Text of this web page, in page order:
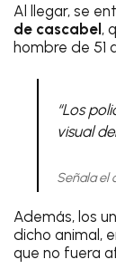
Al llegar, se
de cascabel,
hombre de 51
“Los
visual
Señala el
Además, los
dicho animal,
que no fuera